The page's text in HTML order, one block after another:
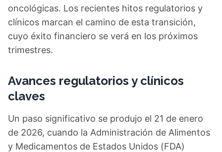
oncológicas. Los recientes hitos regulatorios y
clínicos marcan el camino de esta transición,
cuyo éxito financiero se verá en los próximos
trimestres.
Avances regulatorios y clínicos
claves
Un paso significativo se produjo el 21 de enero
de 2026, cuando la Administración de Alimentos
y Medicamentos de Estados Unidos (FDA)